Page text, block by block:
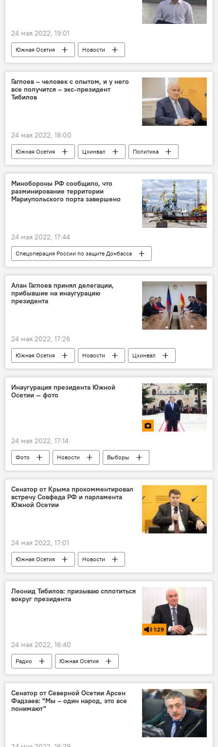
24 мая 2022, 19:01
Южная Осетия
Новости
Северная Осетия
Мнение
Гаглоев – человек с опытом, и у него
все получится – экс-президент
Тибилов
24 мая 2022, 18:00
Южная Осетия Цхинвал
Политика
Алан Гаглоев
Выборы
Минобороны РФ сообщило, что
разминирование территории
Мариупольского порта завершено
24 мая 2022, 17:44
Спецоперация России по защите Донбасса
Россия
Украина СВО
Алан Гаглоев принял делегации,
прибывшие на инаугурацию
президента
24 мая 2022, 17:26
Южная Осетия Новости
Цхинвал
Алан Гаглоев
Никарагуа
Инаугурация президента Южной
Осетии — фото
24 мая 2022, 17:14
Фото Новости Выборы
Сенатор от Крыма прокомментировал
встречу Совфеда РФ и парламента
Южной Осетии
24 мая 2022, 17:01
Южная Осетия
Новости
Парламент Южной Осетии
Политика
Россия
Леонид Тибилов: призываю сплотиться
вокруг президента
1:29
24 мая 2022, 16:40
Радио
Южная Осетия
Комментарии
Выборы
Сенатор от Северной Осетии Арсен
Фадзаев: "Мы – один народ, это все
понимают"